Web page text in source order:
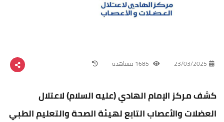
23/03/2025
كشف مركز الإمام الهادي (عليه السلام) لاعتلال
العضلات والأعصاب التابع لهيئة الصحة والتعليم الطبي